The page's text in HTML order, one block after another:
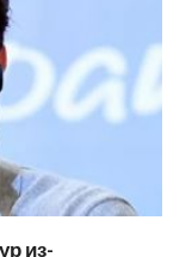
из-